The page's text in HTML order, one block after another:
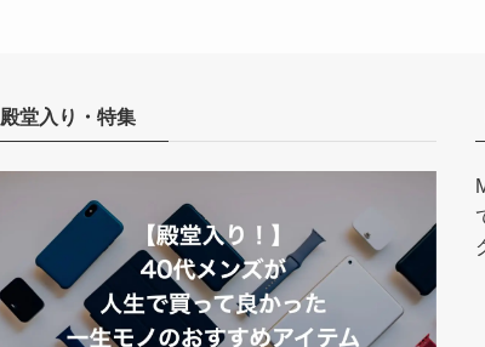
殿堂入り・特集